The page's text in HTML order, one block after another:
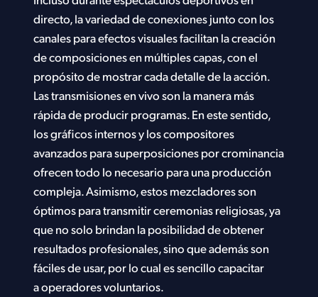
directo, la variedad de conexiones junto con los
canales para efectos visuales facilitan la creación
de composiciones en múltiples capas, con el
propósito de mostrar cada detalle de la acción.
Las transmisiones en vivo son la manera más
rápida de producir programas. En este sentido,
los gráficos internos y los compositores
avanzados para superposiciones por crominancia
ofrecen todo lo necesario para una producción
compleja. Asimismo, estos mezcladores son
óptimos para transmitir ceremonias religiosas, ya
que no solo brindan la posibilidad de obtener
resultados profesionales, sino que además son
fáciles de usar, por lo cual es sencillo capacitar
a operadores voluntarios.